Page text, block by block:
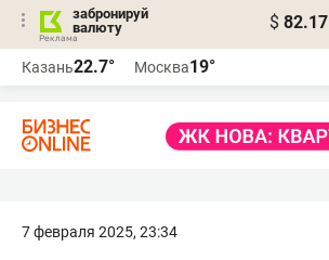
забронируй
валюту
$ 82.17
Казань22.7° Москва19°
7 февраля 2025, 23:34